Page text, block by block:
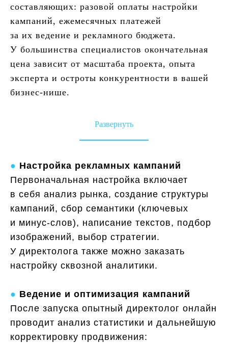
составляющих: разовой оплаты настройки
кампаний, ежемесячных платежей
за их ведение и рекламного бюджета.
У большинства специалистов окончательная
цена зависит от масштаба проекта, опыта
эксперта и остроты конкурентности в вашей
бизнес-нише.
Развернуть
● Настройка рекламных кампаний
Первоначальная настройка включает
в себя анализ рынка, создание структуры
кампаний, сбор семантики (ключевых
и минус-слов), написание текстов, подбор
изображений, выбор стратегии.
У директолога также можно заказать
настройку сквозной аналитики.
● Ведение и оптимизация кампаний
После запуска опытный директолог онлайн
проводит анализ статистики и дальнейшую
корректировку продвижения:
гордимся
Наши клиенты- лучшая
рекомендация